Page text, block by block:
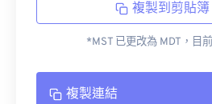
複製到剪貼簿
*MST 已更改為 MDT，目
複製連結